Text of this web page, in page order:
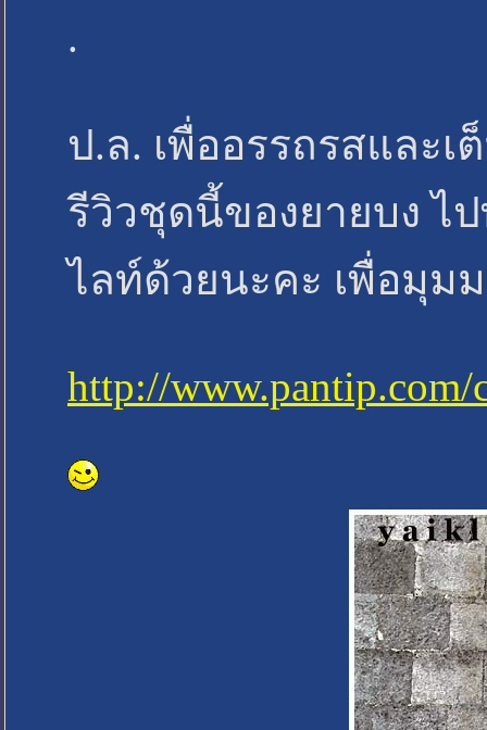
.
ป.ล. เพื่ออรรถรสและ
รีวิวชุดนี้ของยายบง ไ
ไลท์ด้วยนะคะ เพื่อมุม
http://www.pantip.com/